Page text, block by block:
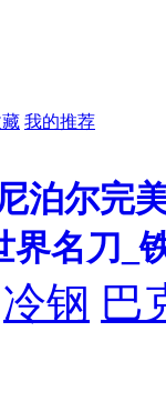
我的推荐
冷钢 巴